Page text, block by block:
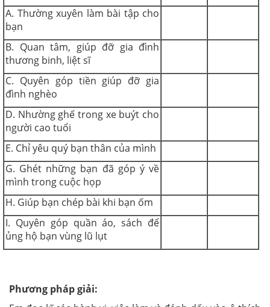
A. Thường xuyên làm bài tập cho
bạn
B. Quan tâm, giúp đỡ gia đình
thương binh, liệt sĩ
C. Quyên góp tiền giúp đỡ gia
đình nghèo
D. Nhường ghế trong xe buýt cho
người cao tuổi
E. Chỉ yêu quý bạn thân của mình
G. Ghét những bạn đã góp ý về
mình trong cuộc họp
H. Giúp bạn chép bài khi bạn ốm
I. Quyên góp quần áo, sách để
ủng hộ bạn vùng lũ lụt
Phương pháp giải: